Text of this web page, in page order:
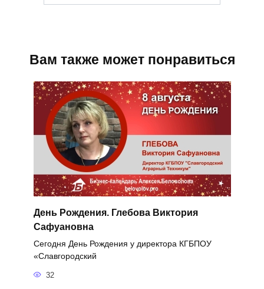
Вам также может понравиться
День Рождения. Глебова Виктория
Сафуановна
Сегодня День Рождения у директора КГБПОУ
«Славгородский
32